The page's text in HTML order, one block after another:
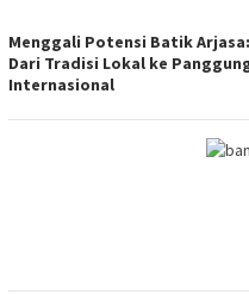
Menggali Potensi Batik Arjasa:
Dari Tradisi Lokal ke
Internasional